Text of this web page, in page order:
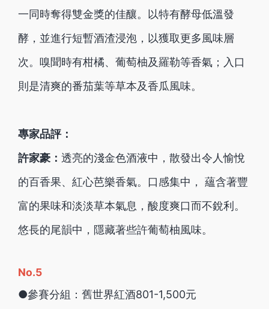
一同時奪得雙金獎的佳釀。以特有酵母低溫發
酵，並進行短暫酒渣浸泡，以獲取更多風味層
次。嗅聞時有柑橘、葡萄柚及羅勒等香氣；入口
則是清爽的番茄葉等草本及香瓜風味。
專家品評：
許家豪： 透亮的淺金色酒液中，散發出令人愉悅
的百香果、紅心芭樂香氣。口感集中， 蘊含著豐
富的果味和淡淡草本氣息，酸度爽口而不銳利。
悠長的尾韻中，隱藏著些許葡萄柚風味。
No.5
●參賽分組：舊世界紅酒801-1,500元